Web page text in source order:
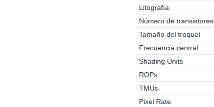
Litografía
Número de transistores
Tamaño del troquel
Frecuencia central
Shading Units
ROPs
TMUs
Pixel Rate